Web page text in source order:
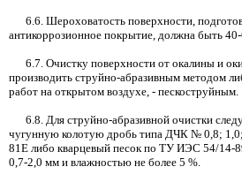
6.6. Шероховатость поверхности,
антикоррозионное покрытие, должна быть
6.7. Очистку поверхности от окалины и
производить струйно-абразивным методом
работ на открытом воздухе, - пескоструйным.
6.8. Для струйно-абразивной очистки
чугунную колотую дробь типа ДЧК № 0,8; 1,0;
81Е либо кварцевый песок по ТУ ИЭС 54/14-
0,7-2,0 мм и влажностью не более 5 %.